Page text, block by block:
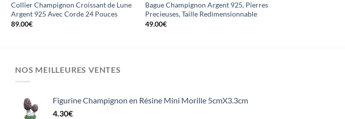
Collier Champignon Croissant de Lune
Argent 925 Avec Corde 24 Pouces
89.00€
Bague Champignon Argent 925, Pierres
Precieuses, Taille Redimensionnable
49.00€
NOS MEILLEURES VENTES
Figurine Champignon en Résine Mini Morille 5cmX3.3cm
4.30€